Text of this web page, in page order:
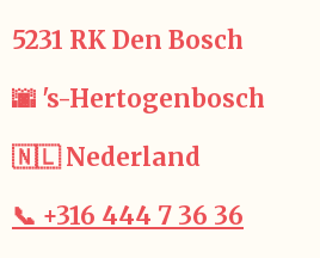
5231 RK Den Bosch
🌆 's-Hertogenbosch
🇳🇱 Nederland
📞 +316 444 7 36 36